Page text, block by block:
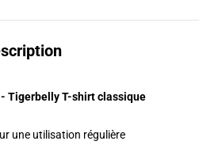
Tigerbelly T-shirt classique
une utilisation régulière